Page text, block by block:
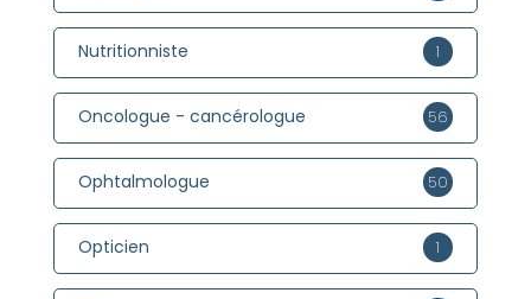
Nutritionniste 1
Oncologue - cancérologue 56
Ophtalmologue 50
Opticien 1